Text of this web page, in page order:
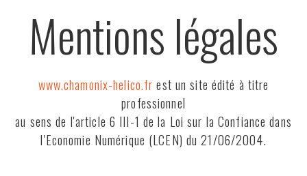
Mentions légales
www.chamonix-helico.fr est un site édité à titre
professionnel
au sens de l'article 6 III-1 de la Loi sur la Confiance dans
l'Economie Numérique (LCEN) du 21/06/2004.